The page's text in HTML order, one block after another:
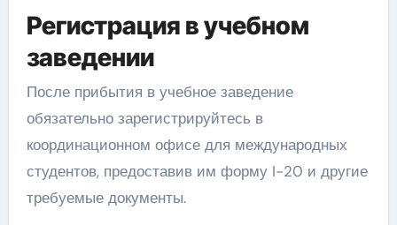
Регистрация в учебном
заведении
После прибытия в учебное заведение
обязательно зарегистрируйтесь в
координационном офисе для международных
студентов, предоставив им форму I-20 и другие
требуемые документы.